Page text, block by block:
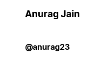
Anurag Jain
@anurag23